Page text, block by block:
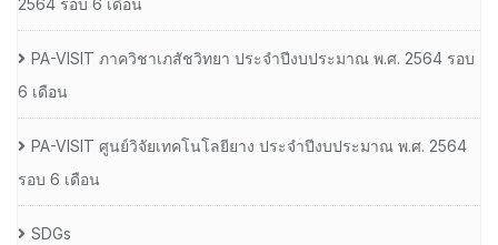
2564 รอบ 6 เดือน
PA-VISIT ภาควิชาเภสัชวิทยา ประจำปีงบประมาณ พ.ศ. 2564 รอบ
6 เดือน
PA-VISIT ศูนย์วิจัยเทคโนโลยียาง ประจำปีงบประมาณ พ.ศ. 2564
รอบ 6 เดือน
SDGs